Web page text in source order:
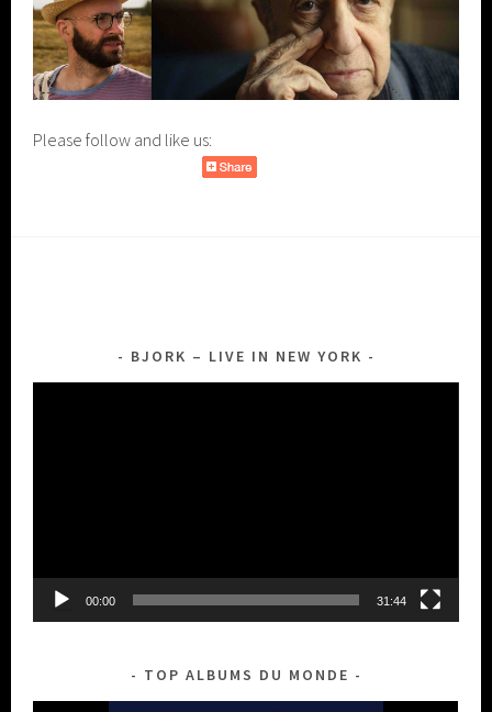
Please follow and like us:
BJORK – LIVE IN NEW YORK
00:00 31:44
TOP ALBUMS DU MONDE